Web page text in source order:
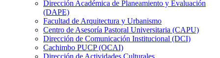
Dirección Académica de Planeamiento y Evaluación
(DAPE)
Facultad de Arquitectura y Urbanismo
Centro de Asesoría Pastoral Universitaria (CAPU)
Dirección de Comunicación Institucional (DCI)
Cachimbo PUCP (OCAI)
Dirección de Actividades Culturales